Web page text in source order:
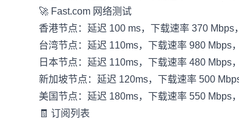
🚀 Fast.com 网络测试
香港节点：延迟 100 ms，下载速率 370 Mbps
台湾节点：延迟 110ms，下载速率 980 Mbps
日本节点：延迟 110ms，下载速率 480 Mbps
新加坡节点：延迟 120ms，下载速率 500
美国节点：延迟 180ms，下载速率 550 Mbps
🧾 订阅列表